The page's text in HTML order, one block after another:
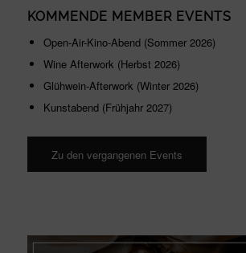
KOMMENDE MEMBER EVENTS
Open-Air-Kino-Abend (Sommer 2026)
Wine Afterwork (Herbst 2026)
Glühwein-Afterwork (Winter 2026)
Kunstabend (Frühjahr 2027)
Zu den vergangenen Events